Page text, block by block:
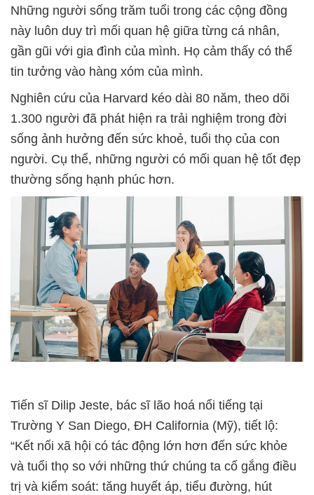
Những người sống trăm tuổi trong các cộng đồng
này luôn duy trì mối quan hệ giữa từng cá nhân,
gần gũi với gia đình của mình. Họ cảm thấy có thể
tin tưởng vào hàng xóm của mình.
Nghiên cứu của Harvard kéo dài 80 năm, theo dõi
1.300 người đã phát hiện ra trải nghiệm trong đời
sống ảnh hưởng đến sức khoẻ, tuổi thọ của con
người. Cụ thể, những người có mối quan hệ tốt đẹp
thường sống hạnh phúc hơn.
Tiến sĩ Dilip Jeste, bác sĩ lão hoá nổi tiếng tại
Trường Y San Diego, ĐH California (Mỹ), tiết lộ:
“Kết nối xã hội có tác động lớn hơn đến sức khỏe
và tuổi thọ so với những thứ chúng ta cố gắng điều
trị và kiểm soát: tăng huyết áp, tiểu đường, hút